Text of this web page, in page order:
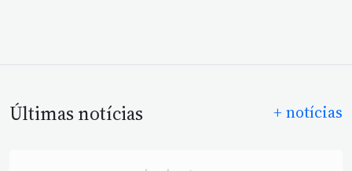
Últimas notícias + notícias